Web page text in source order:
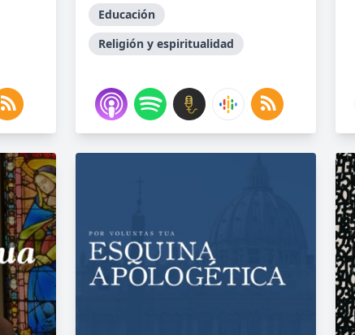
Educación
Religión y espiritualidad